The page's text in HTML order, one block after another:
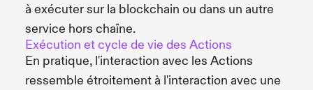
à exécuter sur la blockchain ou dans un autre
service hors chaîne.
Exécution et cycle de vie des Actions
En pratique, l'interaction avec les Actions
ressemble étroitement à l'interaction avec une